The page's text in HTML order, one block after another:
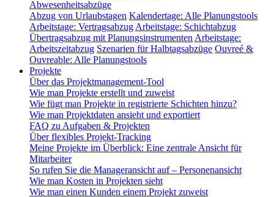
Abwesenheitsabzüge
Abzug von Urlaubstagen Kalendertage: Alle Planungstools
Arbeitstage: Vertragsabzug Arbeitstage: Schichtabzug
Übertragsabzug mit Planungsinstrumenten Arbeitstage:
Arbeitszeitabzug Szenarien für Halbtagsabzüge Ouvreé &
Ouvreable: Alle Planungstools
Projekte
Über das Projektmanagement-Tool
Wie man Projekte erstellt und zuweist
Wie fügt man Projekte in registrierte Schichten hinzu?
Wie man Projektdaten ansieht und exportiert
FAQ zu Aufgaben & Projekten
Über flexibles Projekt-Tracking
Meine Projekte im Überblick: Eine zentrale Ansicht für
Mitarbeiter
So rufen Sie die Manageransicht auf – Personenansicht
Wie man Kosten in Projekten sieht
Wie man einen Kunden einem Projekt zuweist